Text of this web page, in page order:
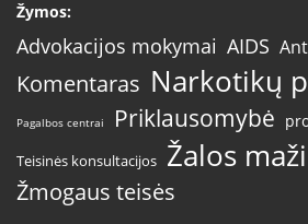
Žymos:
Advokacijos mokymai AIDS
Komentaras Narkotikų
Pagalbos centrai Priklausomybė
Teisinės konsultacijos Žalos
Žmogaus teisės